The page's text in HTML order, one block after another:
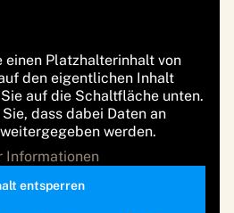
einen Platzhalterinhalt von
den eigentlichen Inhalt
auf die Schaltfläche unten.
dass dabei Daten an
werden.
Informationen
entsperren